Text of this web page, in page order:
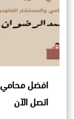
افضل محامي
اتصل الآن